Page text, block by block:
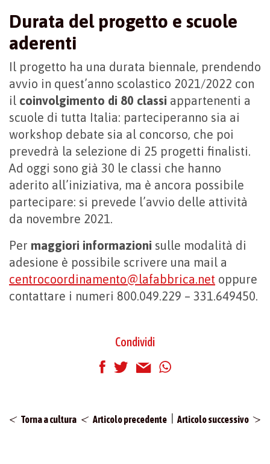
Durata del progetto e scuole
aderenti
Il progetto ha una durata biennale, prendendo
avvio in quest’anno scolastico 2021/2022 con
il coinvolgimento di 80 classi appartenenti a
scuole di tutta Italia: parteciperanno sia ai
workshop debate sia al concorso, che poi
prevedrà la selezione di 25 progetti finalisti.
Ad oggi sono già 30 le classi che hanno
aderito all’iniziativa, ma è ancora possibile
partecipare: si prevede l’avvio delle attività
da novembre 2021.
Per maggiori informazioni sulle modalità di
adesione è possibile scrivere una mail a
centrocoordinamento@lafabbrica.net oppure
contattare i numeri 800.049.229 – 331.649450.
Condividi
Torna a cultura Articolo precedente Articolo successivo